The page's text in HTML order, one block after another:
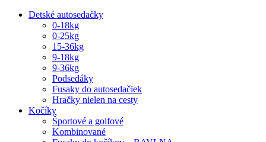
Detské autosedačky
0-18kg
0-25kg
15-36kg
9-18kg
9-36kg
Podsedáky
Fusaky do autosedačiek
Hračky nielen na cesty
Kočíky
Športové a golfové
Kombinované